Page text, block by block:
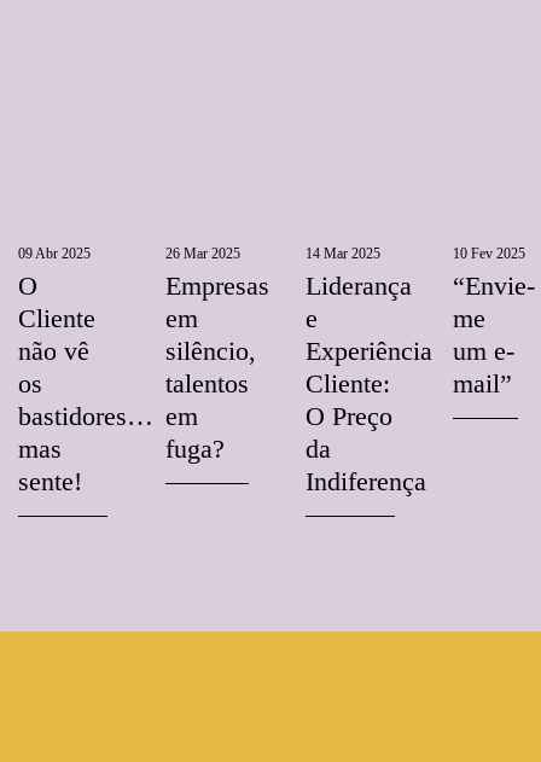
09 Abr 2025
O
Cliente
não vê
os
bastidores…
mas
sente!
26 Mar 2025
Empresas
em
silêncio,
talentos
em
fuga?
14 Mar 2025
Liderança
e
Experiência
Cliente:
O Preço
da
Indiferença
10 Fev 2025
“Envie-
me
um e-
mail”